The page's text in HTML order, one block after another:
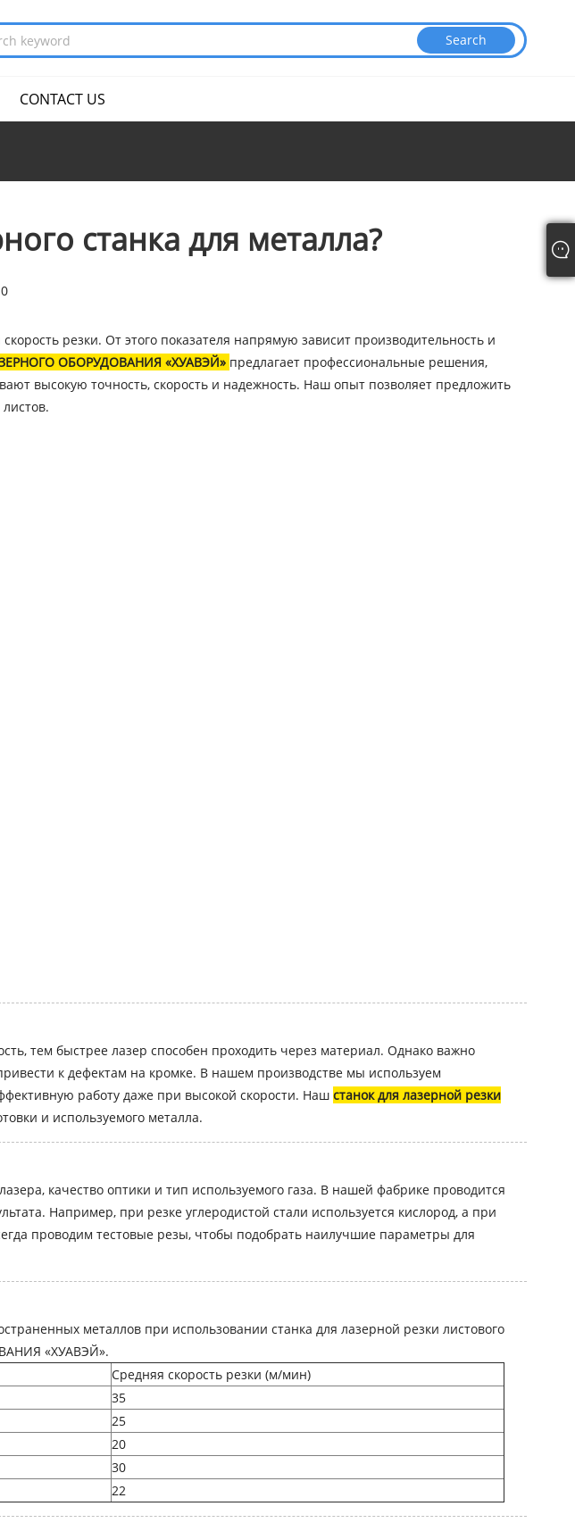
CONTACT US
станка для металла?
резки. От этого показателя напрямую зависит производительность и
ОБОРУДОВАНИЯ «ХУАВЭЙ» предлагает профессиональные решения,
высокую точность, скорость и надежность. Наш опыт позволяет предложить
тем быстрее лазер способен проходить через материал. Однако важно
к дефектам на кромке. В нашем производстве мы используем
работу даже при высокой скорости. Наш станок для лазерной резки
и используемого металла.
качество оптики и тип используемого газа. В нашей фабрике проводится
Например, при резке углеродистой стали используется кислород, а при
проводим тестовые резы, чтобы подобрать наилучшие параметры для
металлов при использовании станка для лазерной резки листового
«ХУАВЭЙ».
Средняя скорость резки (м/мин)
35
25
20
30
22